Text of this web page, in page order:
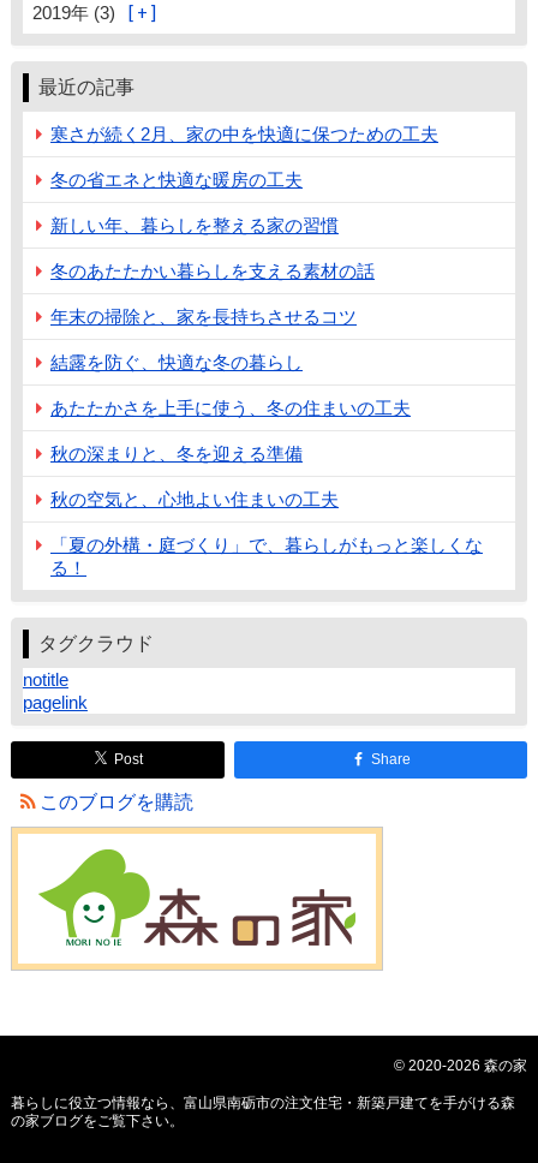
2019年 (3)
最近の記事
寒さが続く2月、家の中を快適に保つための工夫
冬の省エネと快適な暖房の工夫
新しい年、暮らしを整える家の習慣
冬のあたたかい暮らしを支える素材の話
年末の掃除と、家を長持ちさせるコツ
結露を防ぐ、快適な冬の暮らし
あたたかさを上手に使う、冬の住まいの工夫
秋の深まりと、冬を迎える準備
秋の空気と、心地よい住まいの工夫
「夏の外構・庭づくり」で、暮らしがもっと楽しくな
る！
タグクラウド
notitle
pagelink
Post Share
このブログを購読
© 2020-2026 森の家
暮らしに役立つ情報なら、 富山県南砺市の注文住宅・新築戸建てを手がける森
の家ブログをご覧下さい。